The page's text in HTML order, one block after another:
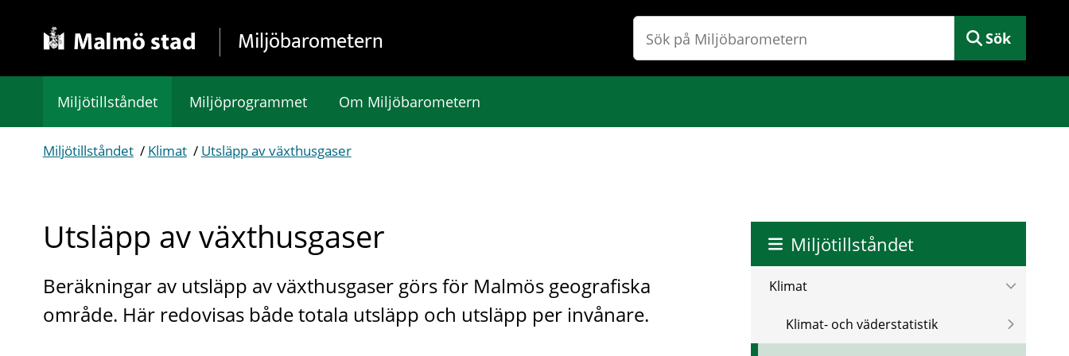
Miljöbarometern Sök
Miljötillståndet Miljöprogrammet Om Miljöbarometern
Miljötillståndet / Klimat / Utsläpp av växthusgaser
Utsläpp av växthusgaser
Beräkningar av utsläpp av växthusgaser görs för Malmös geografiska
område. Här redovisas både totala utsläpp och utsläpp per invånare.
Miljötillståndet
Klimat
Klimat- och väderstatistik